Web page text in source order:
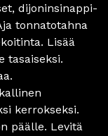
dijoninsinappi­
tonnatotahna
Lisää
tasaiseksi.
kerrokseksi.
päälle. Levitä